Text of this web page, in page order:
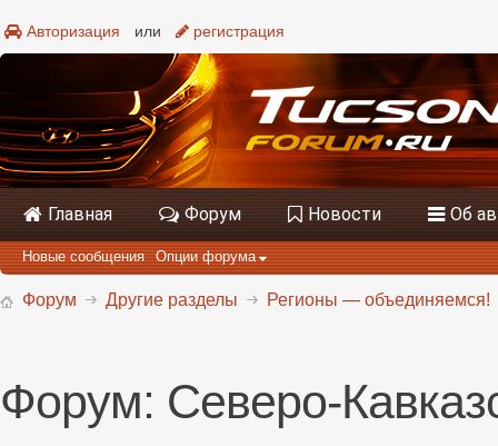
Авторизация или регистрация
Главная Форум Новости Об
Новые сообщения Опции форума
Форум Другие разделы Регионы — объединяемся!
Форум: Северо-